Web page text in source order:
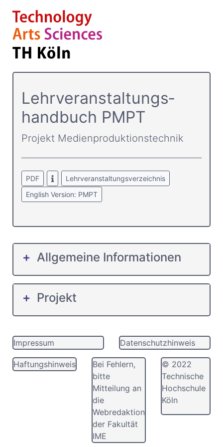
Lehrver­anstaltungs­
handbuch PMPT
Projekt Medienproduktionstechnik
PDF
Lehrveranstaltungsverzeichnis
English Version: PMPT
Allgemeine Informationen
Projekt
Impressum Datenschutzhinweis
Haftungshinweis
Bei Fehlern,
bitte
Mitteilung an
die
Webredaktion
der Fakultät
IME
© 2022
Technische
Hochschule
Köln